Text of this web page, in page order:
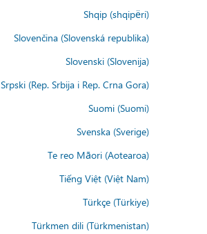
Shqip (shqipëri)
Slovenčina (Slovenská republika)
Slovenski (Slovenija)
Srpski (Rep. Srbija i Rep. Crna Gora)
Suomi (Suomi)
Svenska (Sverige)
Te reo Māori (Aotearoa)
Tiếng Việt (Việt Nam)
Türkçe (Türkiye)
Türkmen dili (Türkmenistan)